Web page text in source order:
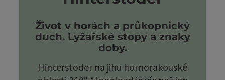
Život v horách a průkopnický
duch. Lyžařské stopy a znaky
doby.
Hinterstoder na jihu hornorakouské